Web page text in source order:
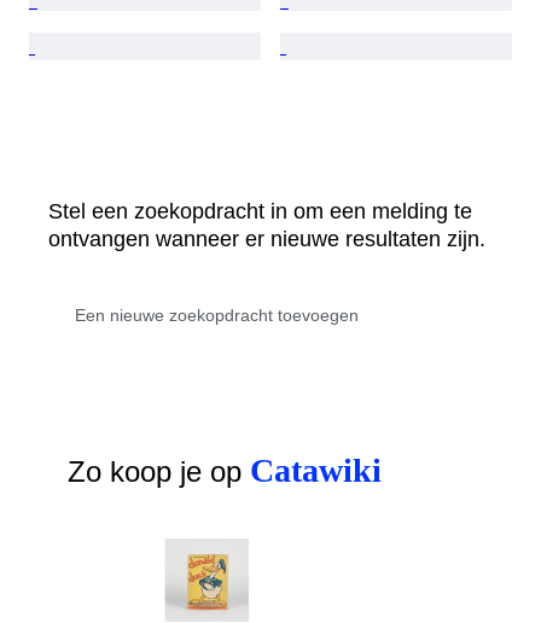
Stel een zoekopdracht in om een melding te
ontvangen wanneer er nieuwe resultaten zijn.
Zo koop je op Catawiki